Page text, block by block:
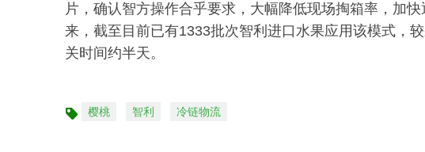
片，确认智方操作合乎要求，大幅降低现场掏箱率，加
来，截至目前已有1333批次智利进口水果应用该模式，
关时间约半天。
标 樱桃 智利 冷链物流